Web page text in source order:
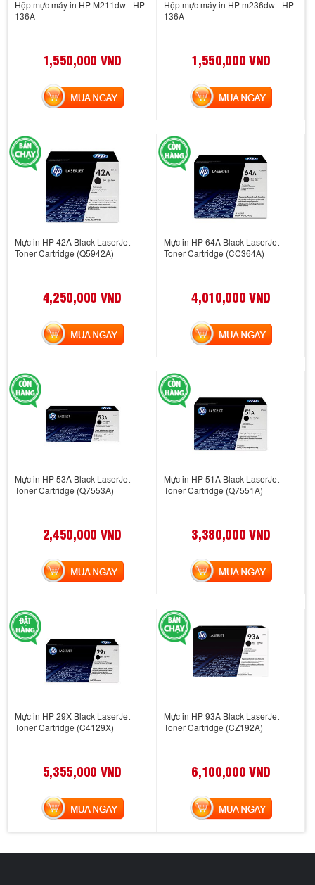
Hộp mực máy in HP M211dw - HP
136A
1,550,000 VND
MUA NGAY
Hộp mực máy in HP m236dw - HP
136A
1,550,000 VND
MUA NGAY
Mực in HP 42A Black LaserJet
Toner Cartridge (Q5942A)
4,250,000 VND
MUA NGAY
Mực in HP 64A Black LaserJet
Toner Cartridge (CC364A)
4,010,000 VND
MUA NGAY
Mực in HP 53A Black LaserJet
Toner Cartridge (Q7553A)
2,450,000 VND
MUA NGAY
Mực in HP 51A Black LaserJet
Toner Cartridge (Q7551A)
3,380,000 VND
MUA NGAY
Mực in HP 29X Black LaserJet
Toner Cartridge (C4129X)
5,355,000 VND
MUA NGAY
Mực in HP 93A Black LaserJet
Toner Cartridge (CZ192A)
6,100,000 VND
MUA NGAY